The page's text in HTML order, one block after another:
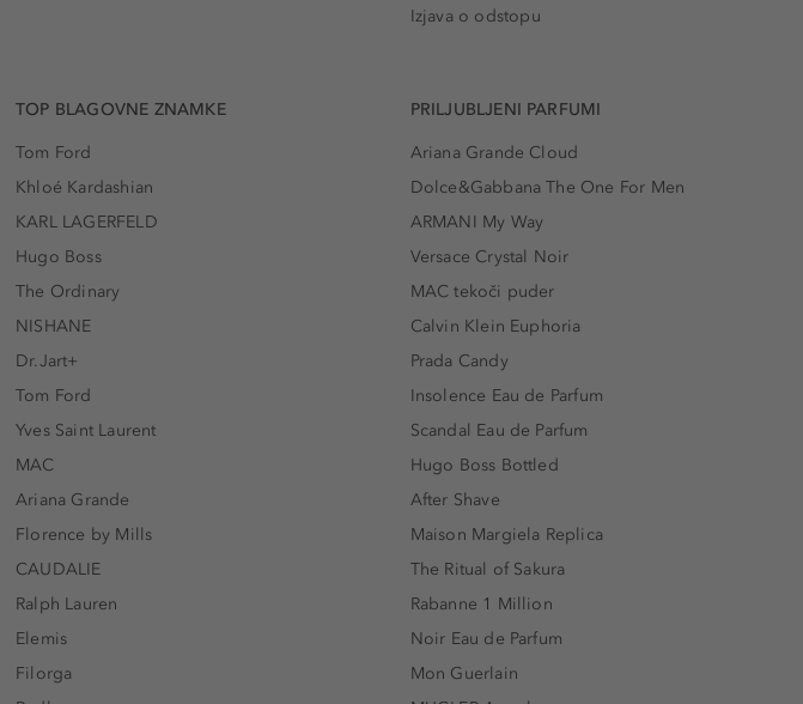
Izjava o odstopu
TOP BLAGOVNE ZNAMKE
Tom Ford
Khloé Kardashian
KARL LAGERFELD
Hugo Boss
The Ordinary
NISHANE
Dr.Jart+
Tom Ford
Yves Saint Laurent
MAC
Ariana Grande
Florence by Mills
CAUDALIE
Ralph Lauren
Elemis
Filorga
PRILJUBLJENI PARFUMI
Ariana Grande Cloud
Dolce&Gabbana The One For Men
ARMANI My Way
Versace Crystal Noir
MAC tekoči puder
Calvin Klein Euphoria
Prada Candy
Insolence Eau de Parfum
Scandal Eau de Parfum
Hugo Boss Bottled
After Shave
Maison Margiela Replica
The Ritual of Sakura
Rabanne 1 Million
Noir Eau de Parfum
Mon Guerlain